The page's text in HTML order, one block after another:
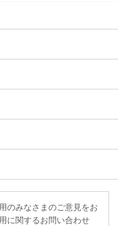
のみなさまのご意見をお
に関するお問い合わせ